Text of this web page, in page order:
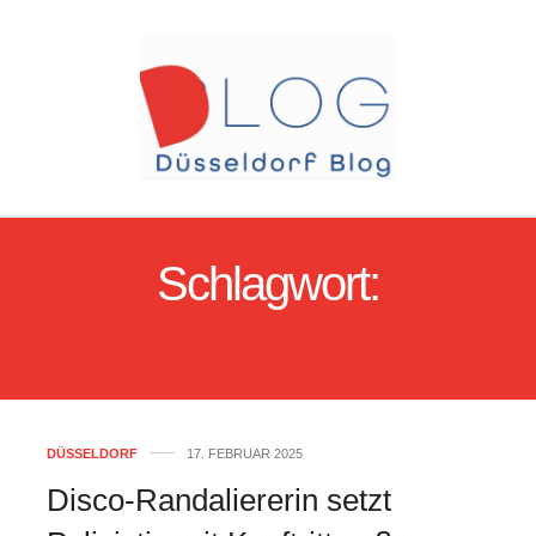
Schlagwort:
DÜSSELDORF 17. FEBRUAR 2025
Disco-Randaliererin setzt